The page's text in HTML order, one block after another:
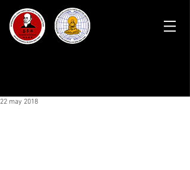
22 may 2018